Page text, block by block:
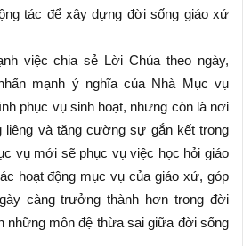
tác để xây dựng đời sống giáo xứ
việc chia sẻ Lời Chúa theo ngày,
mạnh ý nghĩa của Nhà Mục vụ
phục vụ sinh hoạt, nhưng còn là nơi
liêng và tăng cường sự gắn kết trong
vụ mới sẽ phục vụ việc học hỏi giáo
hoạt động mục vụ của giáo xứ, góp
càng trưởng thành hơn trong đời
những môn đệ thừa sai giữa đời sống